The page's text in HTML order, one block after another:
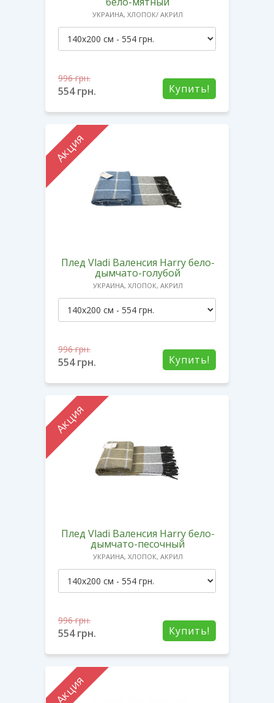
УКРАИНА, ХЛОПОК/ АКРИЛ
Купить!
996грн.
554грн.
Акция
Плед Vladi Валенсия Harry бело-
дымчато-голубой
УКРАИНА, ХЛОПОК, АКРИЛ
Купить!
996грн.
554грн.
Акция
Плед Vladi Валенсия Harry бело-
дымчато-песочный
УКРАИНА, ХЛОПОК, АКРИЛ
Купить!
996грн.
554грн.
Акция